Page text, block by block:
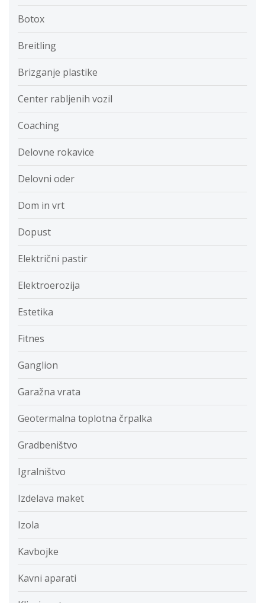
Botox
Breitling
Brizganje plastike
Center rabljenih vozil
Coaching
Delovne rokavice
Delovni oder
Dom in vrt
Dopust
Električni pastir
Elektroerozija
Estetika
Fitnes
Ganglion
Garažna vrata
Geotermalna toplotna črpalka
Gradbeništvo
Igralništvo
Izdelava maket
Izola
Kavbojke
Kavni aparati